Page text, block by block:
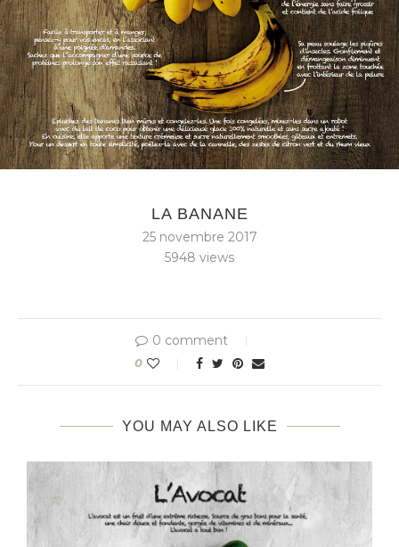
LA BANANE
25 novembre 2017
5948 views
0 comment
0
YOU MAY ALSO LIKE